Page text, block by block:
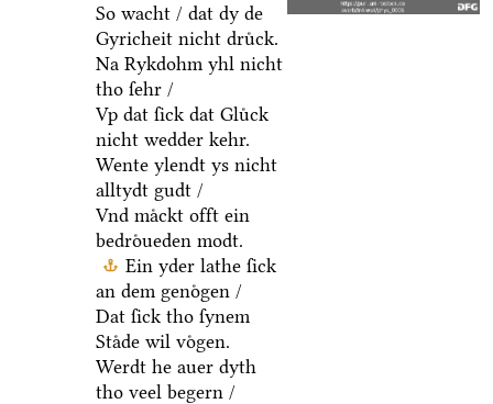
So wacht / dat dy de
Gyricheit nicht druͤck.
Na Rykdohm yhl nicht
tho ſehr /
Vp dat ſick dat Gluͤck
nicht wedder kehr.
Wente ylendt ys nicht
alltydt gudt /
Vnd maͤckt offt ein
bedroͤueden modt.
Ein yder lathe ſick
an dem genoͤgen /
Dat ſick tho ſynem
Staͤde wil voͤgen.
Werdt he auer dyth
tho veel begern /